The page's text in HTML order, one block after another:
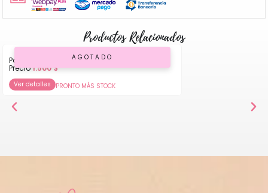
Productos Relacionados
AGOTADO
Pack de 80 Cápsulas Metalizadas Rojo
Precio1.500$
Ver detalles PRONTO MÁS STOCK